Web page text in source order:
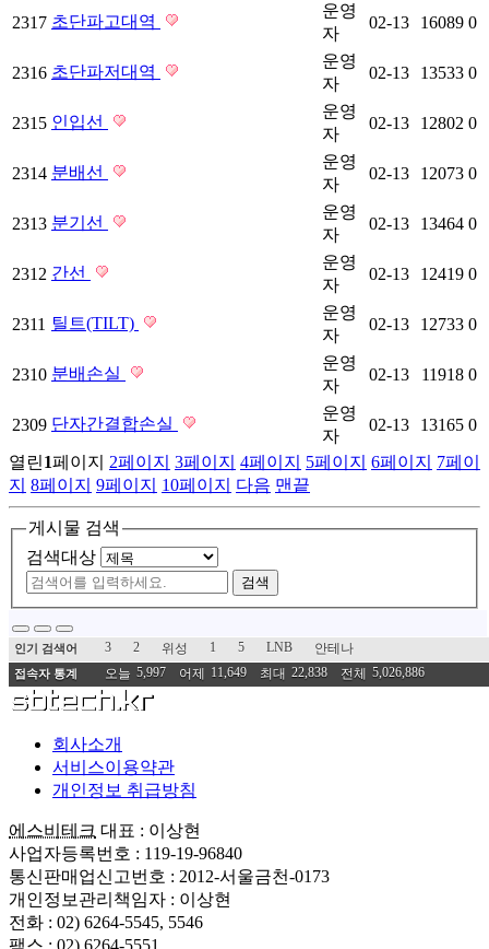
2317 초단파고대역
운영
자
02-13 16089 0
2316 초단파저대역
운영
자
02-13 13533 0
2315 인입선
운영
자
02-13 12802 0
2314 분배선
운영
자
02-13 12073 0
2313 분기선
운영
자
02-13 13464 0
2312 간선
운영
자
02-13 12419 0
2311 틸트(TILT)
운영
자
02-13 12733 0
2310 분배손실
운영
자
02-13 11918 0
2309 단자간결합손실
운영
자
02-13 13165 0
열린1페이지 2페이지 3페이지 4페이지 5페이지 6페이지 7페이
지 8페이지 9페이지 10페이지 다음 맨끝
게시물 검색
검색대상
검색
인기 검색어 3 2 위성 1 5 LNB 안테나
접속자 통계 오늘 5,997 어제 11,649 최대 22,838 전체 5,026,886
회사소개
서비스이용약관
개인정보 취급방침
에스비테크 대표 : 이상현
사업자등록번호 : 119-19-96840
통신판매업신고번호 : 2012-서울금천-0173
개인정보관리책임자 : 이상현
전화 : 02) 6264-5545, 5546
팩스 : 02) 6264-5551